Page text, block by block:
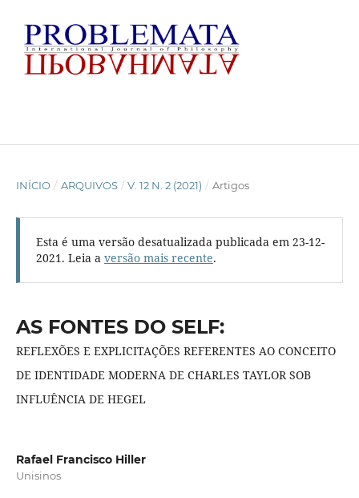
INÍCIO / ARQUIVOS / V. 12 N. 2 (2021) / Artigos
Esta é uma versão desatualizada publicada em 23-12-
2021. Leia a versão mais recente.
AS FONTES DO SELF:
REFLEXÕES E EXPLICITAÇÕES REFERENTES AO CONCEITO
DE IDENTIDADE MODERNA DE CHARLES TAYLOR SOB
INFLUÊNCIA DE HEGEL
Rafael Francisco Hiller
Unisinos